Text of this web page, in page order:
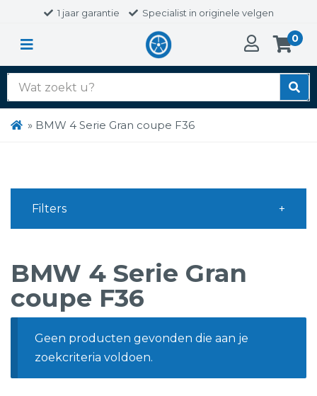
1 jaar garantie Specialist in originele velgen
0
Zoek
naar:
» BMW 4 Serie Gran coupe F36
BMW 4 Serie Gran
coupe F36
Geen producten gevonden die aan je
zoekcriteria voldoen.
Filters